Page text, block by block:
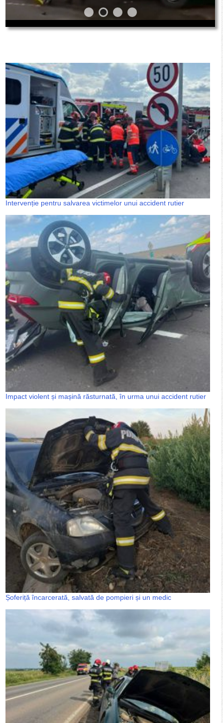
Intervenție pentru salvarea victimelor unui accident rutier
Impact violent și mașină răsturnată, în urma unui accident rutier
Șoferiță încarcerată, salvată de pompieri și un medic